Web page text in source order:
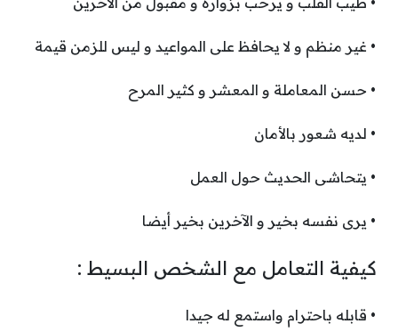
• غير منظم و لا يحافظ على المواعيد و ليس للزمن قيمة
• حسن المعاملة و المعشر و كثير المرح
• لديه شعور بالأمان
• يتحاشى الحديث حول العمل
• يرى نفسه بخير و الآخرين بخير أيضا
كيفية التعامل مع الشخص البسيط :
• قابله باحترام واستمع له جيدا